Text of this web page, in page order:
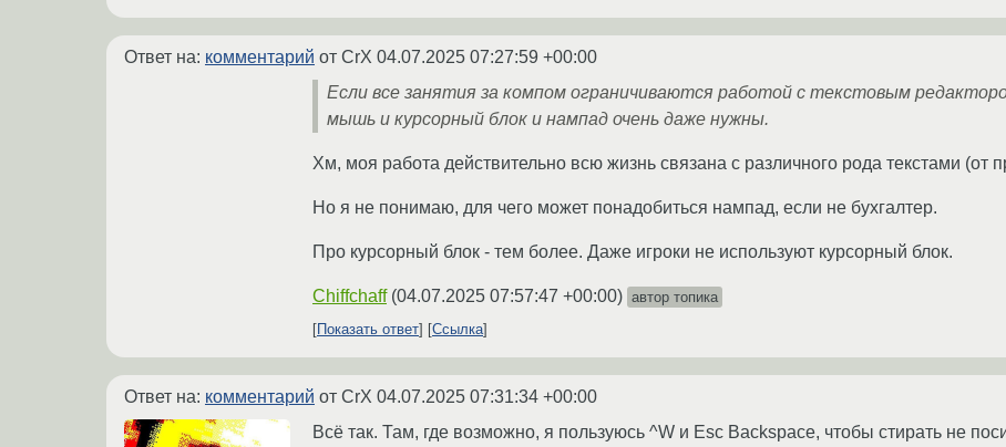
Ответ на: комментарий от CrX 04.07.2025 07:27:59 +00:00
Если все занятия за компом ограничиваются работой с текстовым
мышь и курсорный блок и нампад очень даже нужны.
Хм, моя работа действительно всю жизнь связана с различного рода текстами (от
Но я не понимаю, для чего может понадобиться нампад, если не бухгалтер.
Про курсорный блок - тем более. Даже игроки не используют курсорный блок.
Chiffchaff (04.07.2025 07:57:47 +00:00) автор топика
Показать ответ
Ссылка
Ответ на: комментарий от CrX 04.07.2025 07:31:34 +00:00
Всё так. Там, где возможно, я пользуюсь ^W и Esc Backspace, чтобы стирать не